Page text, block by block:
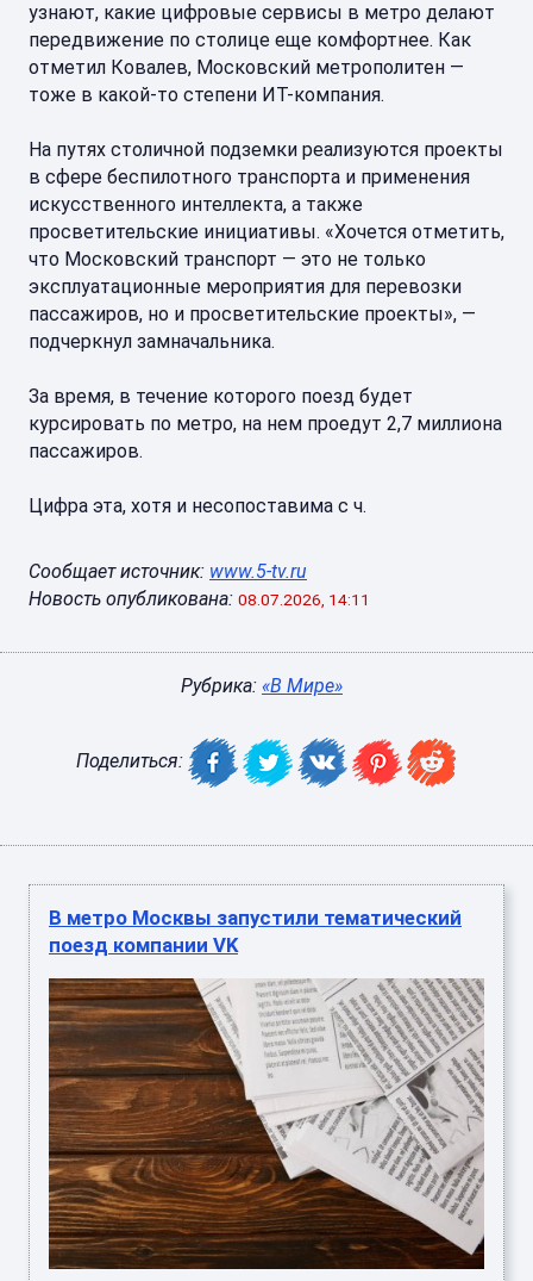
узнают, какие цифровые сервисы в метро делают
передвижение по столице еще комфортнее. Как
отметил Ковалев, Московский метрополитен —
тоже в какой-то степени ИТ-компания.
На путях столичной подземки реализуются проекты
в сфере беспилотного транспорта и применения
искусственного интеллекта, а также
просветительские инициативы. «Хочется отметить,
что Московский транспорт — это не только
эксплуатационные мероприятия для перевозки
пассажиров, но и просветительские проекты», —
подчеркнул замначальника.
За время, в течение которого поезд будет
курсировать по метро, на нем проедут 2,7 миллиона
пассажиров.
Цифра эта, хотя и несопоставима с ч.
Сообщает источник: www.5-tv.ru
Новость опубликована: 08.07.2026, 14:11
Рубрика: «В Мире»
Поделиться:
В метро Москвы запустили тематический
поезд компании VK